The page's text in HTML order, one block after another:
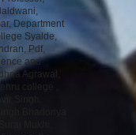
Department
Syalde,
Pdf,
and
Agrawal,
college ,
Singh,
Bhadoriya
Mukhi,